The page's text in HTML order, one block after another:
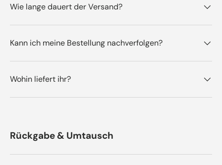
Wie lange dauert der Versand?
Kann ich meine Bestellung nachverfolgen?
Wohin liefert ihr?
Rückgabe & Umtausch